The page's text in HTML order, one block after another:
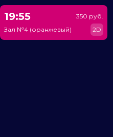
19:55
Зал №4 (оранжевый)
350 руб.
2D